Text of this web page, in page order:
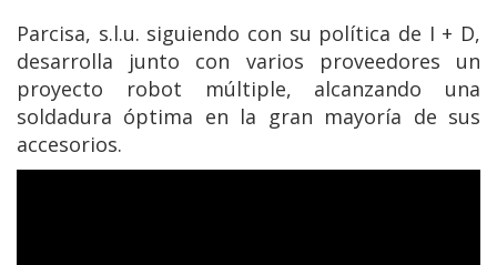
Parcisa, s.l.u. siguiendo con su política de I + D,
desarrolla junto con varios proveedores un
proyecto robot múltiple, alcanzando una
soldadura óptima en la gran mayoría de sus
accesorios.